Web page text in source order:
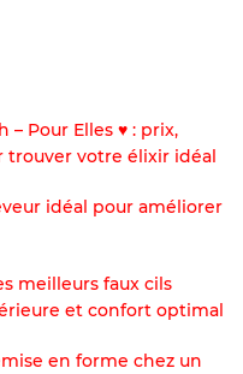
– Pour Elles ♥ : prix,
trouver votre élixir idéal
idéal pour améliorer
meilleurs faux cils
et confort optimal
en forme chez un